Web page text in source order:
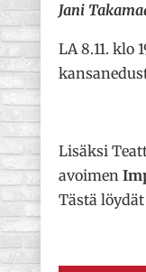
Jani
LA 8.11. klo
Lisäksi
avoimen
Tästä